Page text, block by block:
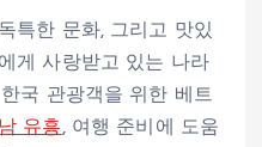
특한 문화, 그리고 맛있
게 사랑받고 있는 나라
국 관광객을 위한 베트
유흥, 여행 준비에 도움